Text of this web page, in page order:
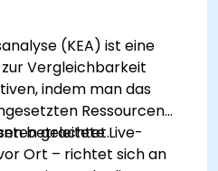
(KEA) ist eine
Vergleichbarkeit
indem man das
Ressourcen
betrachtet.
geleitete Live-
Ort – richtet sich an